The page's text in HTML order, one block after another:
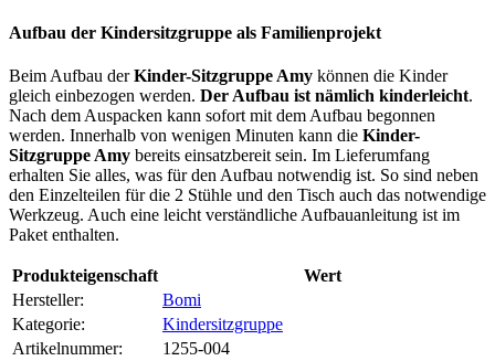
Aufbau der Kindersitzgruppe als Familienprojekt
Beim Aufbau derKinder-Sitzgruppe Amy können die Kinder
gleich einbezogen werden. Der Aufbau ist nämlich kinderleicht.
Nach dem Auspacken kann sofort mit dem Aufbau begonnen
werden. Innerhalb von wenigen Minuten kann die Kinder-
Sitzgruppe Amy bereits einsatzbereit sein. Im Lieferumfang
erhalten Sie alles, was für den Aufbau notwendig ist. So sind neben
den Einzelteilen für die 2 Stühle und den Tisch auch das notwendige
Werkzeug. Auch eine leicht verständliche Aufbauanleitung ist im
Paket enthalten.
Produkteigenschaft
Wert
Hersteller:
Bomi
Kategorie:
Kindersitzgruppe
Artikelnummer:
1255-004